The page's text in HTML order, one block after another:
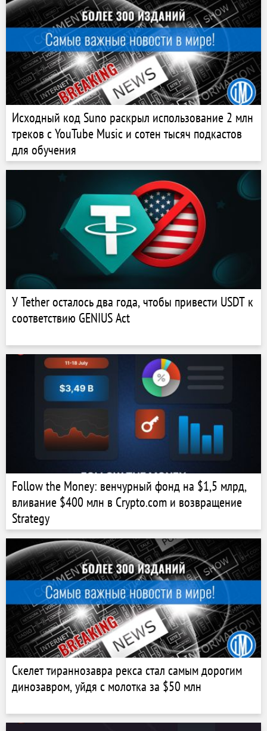
Исходный код Suno раскрыл использование 2 млн
треков с YouTube Music и сотен тысяч подкастов
для обучения
У Tether осталось два года, чтобы привести USDT к
соответствию GENIUS Act
Follow the Money: венчурный фонд на $1,5 млрд,
вливание $400 млн в Crypto.com и возвращение
Strategy
Скелет тираннозавра рекса стал самым дорогим
динозавром, уйдя с молотка за $50 млн